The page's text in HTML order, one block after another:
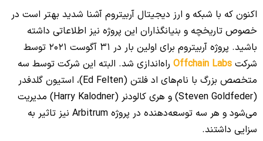
اکنون که با شبکه و ارز دیجیتال آربیتروم آشنا شدید بهتر است در
خصوص تاریخچه و بنیانگذاران این پروژه نیز اطلاعاتی داشته
باشید. پروژه آربیتروم برای اولین بار در 31 آگوست 2021 توسط
شرکت Offchain Labs راه‌اندازی شد. البته این شرکت توسط سه
متخصص بزرگ با نام‌های اد فلتن (Ed Felten)، استیون گلدفدر
(Steven Goldfeder) و هری کالودنر (Harry Kalodner) مدیریت
می‌شود و هر سه توسعه‌دهنده در پروژه Arbitrum نیز تاثیر به
سزایی داشتند.